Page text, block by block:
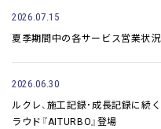
2026.07.15
夏季期間中の各サービス営業状
2026.06.30
ルクレ、施工記録・成長記録に続
ラウド『AITURBO』登場